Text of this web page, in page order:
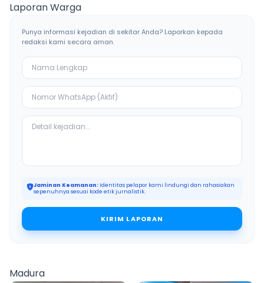
Laporan Warga
Punya informasi kejadian di sekitar Anda? Laporkan kepada
redaksi kami secara aman.
Jaminan Keamanan: Identitas pelapor kami lindungi dan rahasiakan
sepenuhnya sesuai kode etik jurnalistik.
KIRIM LAPORAN
Madura